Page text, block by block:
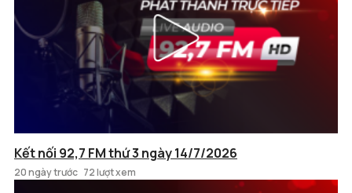
Kết nối 92,7 FM thứ 3 ngày 14/7/2026
20 ngày trước 72 lượt xem